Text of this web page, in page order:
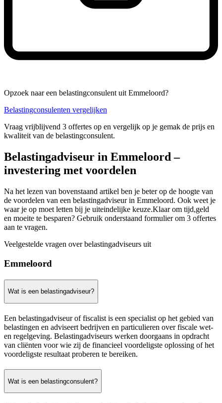
Opzoek naar een belastingconsulent uit Emmeloord?
Belastingconsulenten vergelijken
Vraag vrijblijvend 3 offertes op en vergelijk op je gemak de prijs en
kwaliteit van de belastingconsulent.
Belastingadviseur in Emmeloord –
investering met voordelen
Na het lezen van bovenstaand artikel ben je beter op de hoogte van
de voordelen van een belastingadviseur in Emmeloord. Ook weet je
waar je op moet letten bij je uiteindelijke keuze.Klaar om tijd,geld
en moeite te besparen? Gebruik onderstaand formulier om 3 offertes
aan te vragen.
Veelgestelde vragen over belastingadviseurs uit
Emmeloord
Wat is een belastingadviseur?
Een belastingadviseur of fiscalist is een specialist op het gebied van
belastingen en adviseert bedrijven en particulieren over fiscale wet-
en regelgeving. Belastingadviseurs werken doorgaans in opdracht
van cliënten voor wie zij de financieel voordeligste oplossing of het
voordeligste resultaat proberen te bereiken.
Wat is een belastingconsulent?